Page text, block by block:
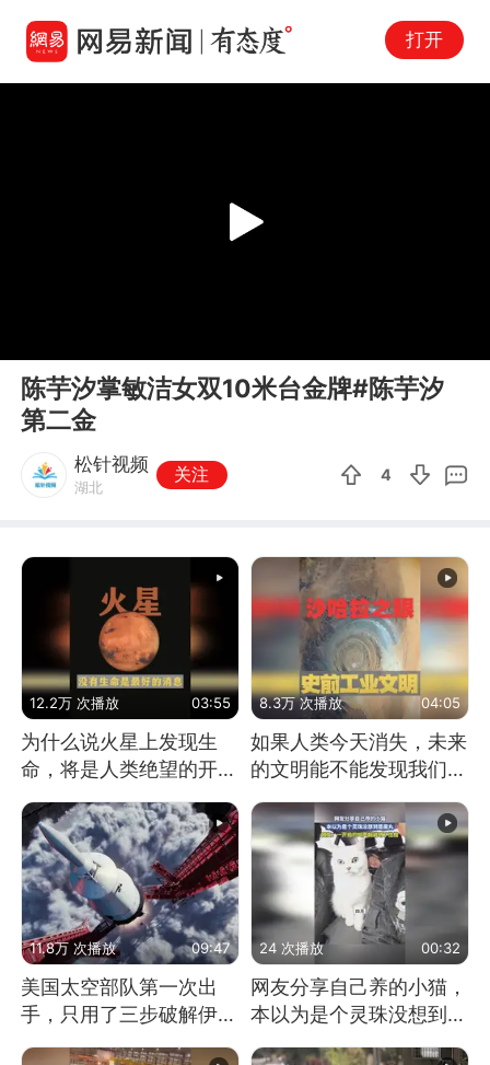
打开
Play
陈芋汐掌敏洁女双10米台金牌#陈芋汐
第二金
松针视频
湖北
关注 4
12.2万 次播放 03:55
为什么说火星上发现生
命，将是人类绝望的开
始？
8.3万 次播放 04:05
如果人类今天消失，未来
的文明能不能发现我们存
在过？
11.8万 次播放 09:47
美国太空部队第一次出
手，只用了三步破解伊朗
24 次播放 00:32
网友分享自己养的小猫，
本以为是个灵珠没想到是